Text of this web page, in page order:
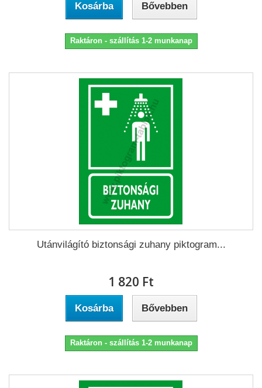
Kosárba Bővebben
Raktáron - szállítás 1-2 munkanap
Utánvilágító biztonsági zuhany piktogram...
1 820 Ft‎
Kosárba Bővebben
Raktáron - szállítás 1-2 munkanap